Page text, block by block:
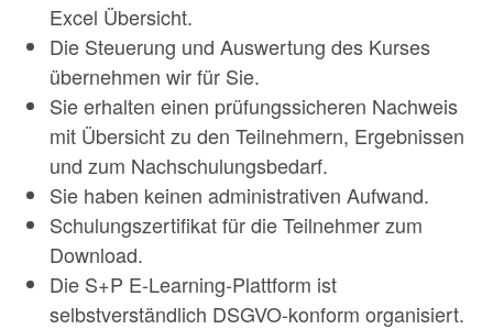
Excel Übersicht.
Die Steuerung und Auswertung des Kurses
übernehmen wir für Sie.
Sie erhalten einen prüfungssicheren Nachweis
mit Übersicht zu den Teilnehmern, Ergebnissen
und zum Nachschulungsbedarf.
Sie haben keinen administrativen Aufwand.
Schulungszertifikat für die Teilnehmer zum
Download.
Die S+P E-Learning-Plattform ist
selbstverständlich DSGVO-konform organisiert.